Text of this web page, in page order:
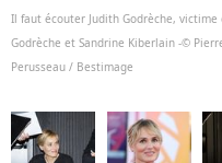
Il faut écouter Judith Godrèche, victime
Godrèche et Sandrine Kiberlain -©
Perusseau / Bestimage